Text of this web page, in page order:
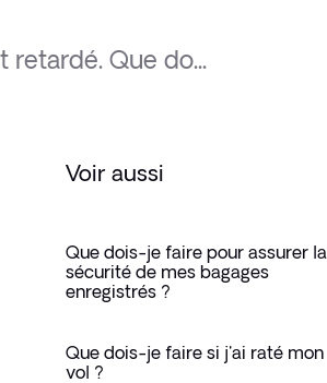
retardé. Que do...
Voir aussi
Que dois-je faire pour assurer la
sécurité de mes bagages
enregistrés ?
Que dois-je faire si j'ai raté mon
vol ?